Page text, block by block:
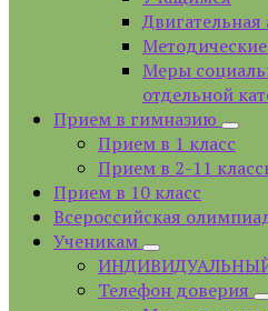
Меры
отдельной
Прием в гимназию
Прием в 1 класс
Прием в 2-11
Прием в 10 класс
Всероссийская
Ученикам
Телефон доверия